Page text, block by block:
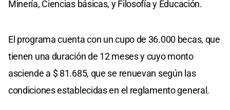
Minería, Ciencias básicas, y Filosofía y Educación.
El programa cuenta con un cupo de 36.000 becas, que
tienen una duración de 12 meses y cuyo monto
asciende a $ 81.685, que se renuevan según las
condiciones establecidas en el reglamento general.